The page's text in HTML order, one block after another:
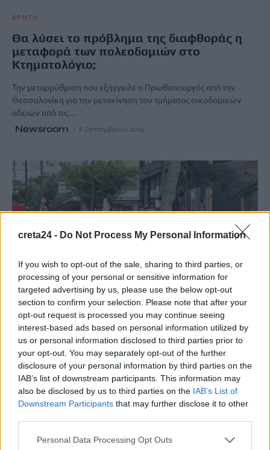
creta24 - Do Not Process My Personal Information
If you wish to opt-out of the sale, sharing to third parties, or
processing of your personal or sensitive information for
targeted advertising by us, please use the below opt-out
section to confirm your selection. Please note that after your
opt-out request is processed you may continue seeing
interest-based ads based on personal information utilized by
us or personal information disclosed to third parties prior to
your opt-out. You may separately opt-out of the further
disclosure of your personal information by third parties on the
IAB’s list of downstream participants. This information may
also be disclosed by us to third parties on the IAB’s List of
Downstream Participants that may further disclose it to other
Personal Data Processing Opt Outs
ΚΡΗΤΗ
Θα λύσει το πρόβλημα της διαφθοράς η
μεταφορά των πολεοδομιών στο
Κτηματολόγιο;
Την μεταρρύθμιση που εξήγγειλε ο Πρωθυπουργός από την
Θεσσαλονίκη για την μετακίνηση του τμήματος οικοδομικών
αδειών από τις…
Newsroom 8 Σεπτεμβρίου, 2025
Αρχοντάκη στον ΣΚΑΪ Κρήτης: “Το
μπαλκόνι στα Καμίνια δεν έδειχνε
σημάδια ετοιμορροπίας”
Δεν υπήρχε εμφανής ετοιμορροπία στο μπαλκόνι που έπεσε τη
Δευτέρα 5 Μαΐου στα Καμίνια, ευτυχώς χωρίς θύματα,